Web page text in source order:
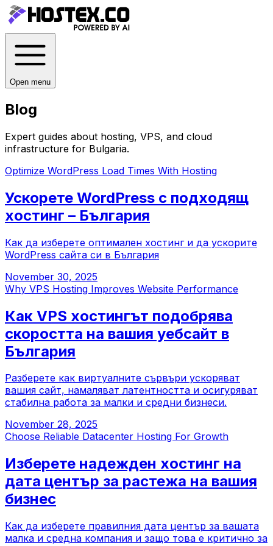
Open menu
Blog
Expert guides about hosting, VPS, and cloud
infrastructure for Bulgaria.
Optimize WordPress Load Times With Hosting
Ускорете WordPress с подходящ
хостинг – България
Как да изберете оптимален хостинг и да ускорите
WordPress сайта си в България
November 30, 2025
Why VPS Hosting Improves Website Performance
Как VPS хостингът подобрява
скоростта на вашия уебсайт в
България
Разберете как виртуалните сървъри ускоряват
вашия сайт, намаляват латентността и осигуряват
стабилна работа за малки и средни бизнеси.
November 28, 2025
Choose Reliable Datacenter Hosting For Growth
Изберете надежден хостинг на
дата център за растежа на вашия
бизнес
Как да изберете правилния дата център за вашата
малка и средна компания и защо това е критично за